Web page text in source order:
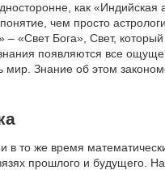
как «Индийская
чем просто
«Свет Бога», Свет,
появляются все
мир. Знание об этом
в то же время
прошлого и будущего.